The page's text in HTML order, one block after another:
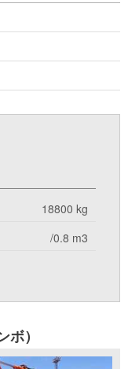
18800 kg
/0.8 m3
）